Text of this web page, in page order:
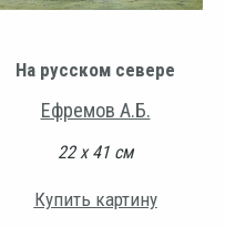
На русском севере
Ефремов А.Б.
22 х 41 см
Купить картину